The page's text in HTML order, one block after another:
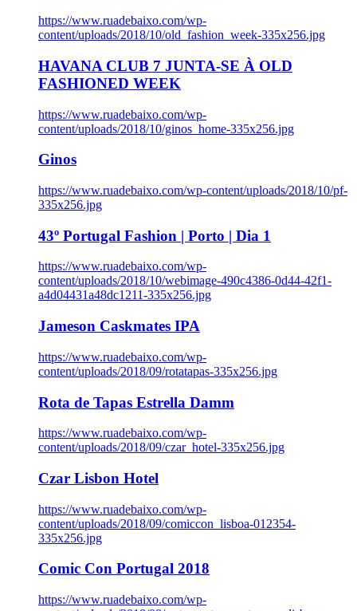
https://www.ruadebaixo.com/wp-
content/uploads/2018/10/old_fashion_week-335x256.jpg
HAVANA CLUB 7 JUNTA-SE À OLD
FASHIONED WEEK
https://www.ruadebaixo.com/wp-
content/uploads/2018/10/ginos_home-335x256.jpg
Ginos
https://www.ruadebaixo.com/wp-content/uploads/2018/10/pf-
335x256.jpg
43º Portugal Fashion | Porto | Dia 1
https://www.ruadebaixo.com/wp-
content/uploads/2018/10/webimage-490c4386-0d44-42f1-
a4d04431a48dc1211-335x256.jpg
Jameson Caskmates IPA
https://www.ruadebaixo.com/wp-
content/uploads/2018/09/rotatapas-335x256.jpg
Rota de Tapas Estrella Damm
https://www.ruadebaixo.com/wp-
content/uploads/2018/09/czar_hotel-335x256.jpg
Czar Lisbon Hotel
https://www.ruadebaixo.com/wp-
content/uploads/2018/09/comiccon_lisboa-012354-
335x256.jpg
Comic Con Portugal 2018
https://www.ruadebaixo.com/wp-